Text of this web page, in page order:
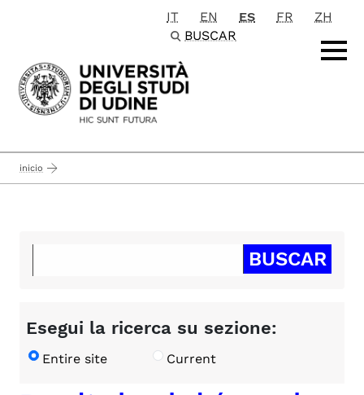
Passa al contenuto principale
IT EN ES FR
ZH
BUSCAR
inicio
Esegui la ricerca su sezione:
Entire site Current